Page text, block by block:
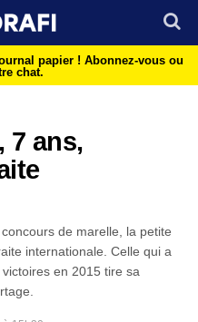
papier ! Abonnez-vous ou
chat.
7 ans,
de marelle, la petite
internationale. Celle qui a
en 2015 tire sa